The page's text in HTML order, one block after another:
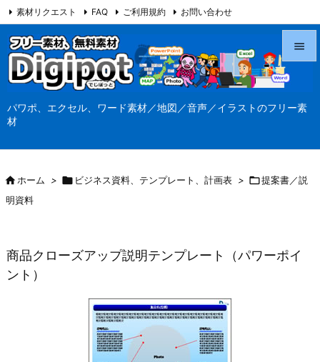
パワポ、エクセル、ワード素材／地図／音声／イラストのフリー素
材




素材リクエスト FAQ ご利用規約 お問い合わせ
当サイト（Digipot.net）について
ホーム >  ビジネス資料、テンプレート、計画表 > 提案書／説
明資料
商品クローズアップ説明テンプレート（パワーポイ
ント）